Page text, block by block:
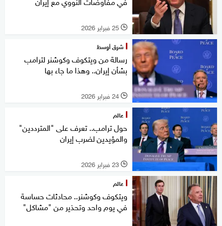
l 25 فبراير 2026
شرق أوسط
رسالة من ويتكوف وكوشنر لترامب
بشأن إيران.. وهذا ما جاء بها
l 24 فبراير 2026
عالم
حول ترامب.. تعرف على "المترددين"
والمؤيدين لضرب إيران
l 23 فبراير 2026
عالم
ويتكوف وكوشنر.. محادثات حساسة
في يوم واحد وتحذير من "مشاكل"